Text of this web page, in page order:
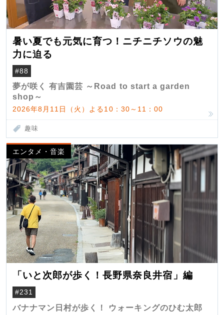
暑い夏でも元気に育つ！ニチニチソウの魅
力に迫る
#88
夢が咲く 有吉園芸 ～Road to start a garden
shop～
2026年8月11日（火）よる10：30～11：00
趣味
エンタメ・音楽
「いと次郎が歩く！長野県奈良井宿」編
#231
バナナマン日村が歩く！ ウォーキングのひむ太郎